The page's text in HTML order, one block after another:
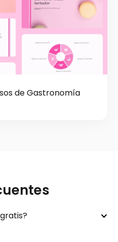
de Gastronomía